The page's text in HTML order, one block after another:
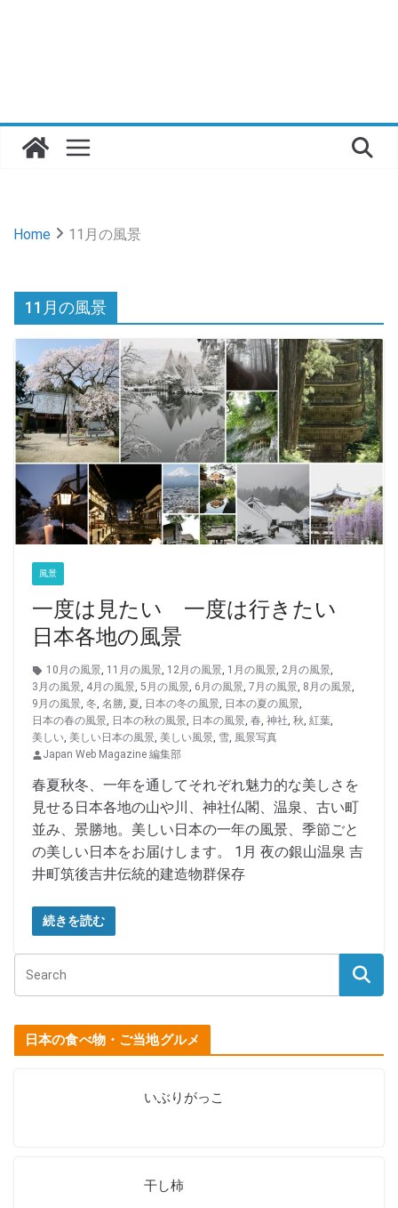
Home 11月の風景
11月の風景
風景
一度は見たい 一度は行きたい
日本各地の風景
10月の風景, 11月の風景, 12月の風景, 1月の風景, 2月の風景,
3月の風景, 4月の風景, 5月の風景, 6月の風景, 7月の風景, 8月の風景,
9月の風景, 冬, 名勝, 夏, 日本の冬の風景, 日本の夏の風景,
日本の春の風景, 日本の秋の風景, 日本の風景, 春, 神社, 秋, 紅葉,
美しい, 美しい日本の風景, 美しい風景, 雪, 風景写真
Japan Web Magazine 編集部
春夏秋冬、一年を通してそれぞれ魅力的な美しさを
見せる日本各地の山や川、神社仏閣、温泉、古い町
並み、景勝地。美しい日本の一年の風景、季節ごと
の美しい日本をお届けします。 1月 夜の銀山温泉 吉
井町筑後吉井伝統的建造物群保存
続きを読む
日本の食べ物・ご当地グルメ
いぶりがっこ
干し柿